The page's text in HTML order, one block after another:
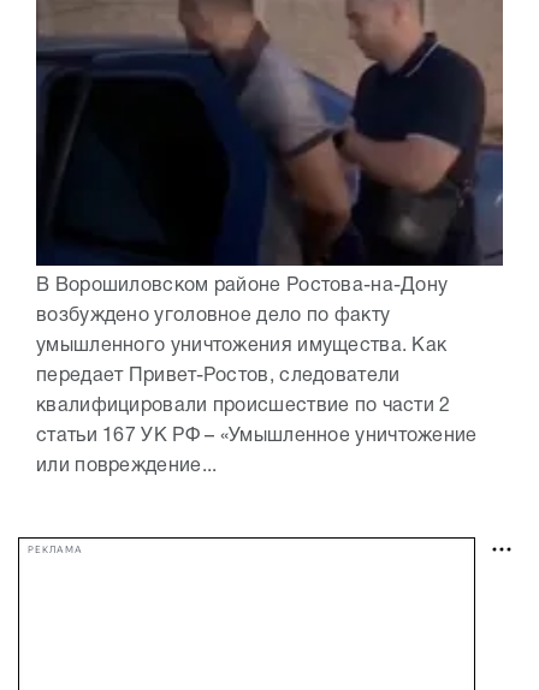
В Ворошиловском районе Ростова-на-Дону
возбуждено уголовное дело по факту
умышленного уничтожения имущества. Как
передает Привет-Ростов, следователи
квалифицировали происшествие по части 2
статьи 167 УК РФ – «Умышленное уничтожение
или повреждение...
РЕКЛАМА